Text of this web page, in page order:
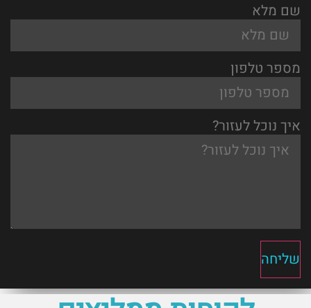
שם מלא
מספר טלפון
איך נוכל לעזור?
שליחה